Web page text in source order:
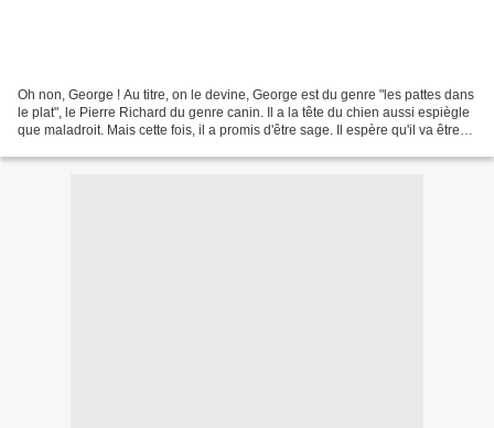
Oh non, George ! Au titre, on le devine, George est du genre "les pattes dans
le plat", le Pierre Richard du genre canin. Il a la tête du chien aussi espiègle
que maladroit. Mais cette fois, il a promis d'être sage. Il espère qu'il va être